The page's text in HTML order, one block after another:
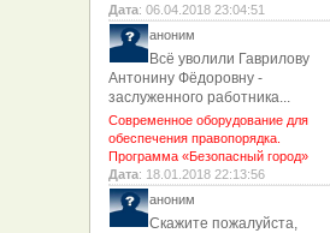
Дата: 06.04.2018 23:04:51
аноним
Всё уволили Гаврилову
Антонину Фёдоровну -
заслуженного работника...
Современное оборудование для
обеспечения правопорядка.
Программа «Безопасный город»
Дата: 18.01.2018 22:13:56
аноним
Скажите пожалуйста,